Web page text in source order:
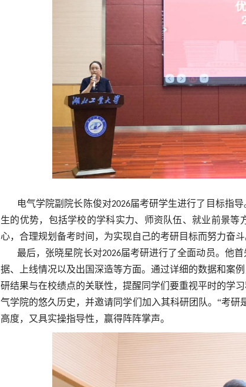
电气学院副院长陈俊对2026届考研学生进行了目标指
生的优势，包括学校的学科实力、师资队伍、就业前景
心，合理规划备考时间，为实现自己的考研目标而努力奋斗
最后，张晓星院长对2026届考研进行了全面动员。他
据、上线情况以及出国深造等方面。通过详细的数据和案
研结果与在校绩点的关联性，提醒同学们要重视平时的学
气学院的悠久历史，并邀请同学们加入其科研团队。“考
高度，又具实操指导性，赢得阵阵掌声。